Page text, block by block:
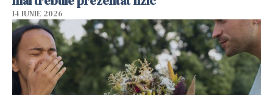
14 IUNIE 2026